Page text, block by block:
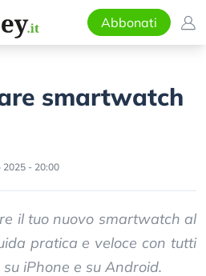
Abbonati
smartwatch
2025 - 20:00
il tuo nuovo smartwatch al
pratica e veloce con tutti
iPhone e su Android.